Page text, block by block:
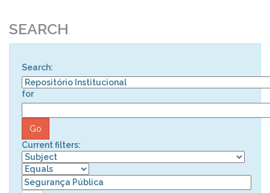
SEARCH
Search:
for
Current filters: